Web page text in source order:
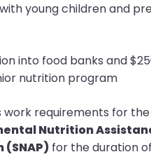
young children and
into food banks and
nutrition program
work requirements for the
Nutrition
(SNAP) for the duration